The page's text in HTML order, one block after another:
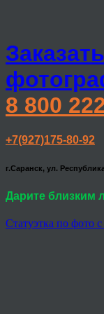
8 800
+7(927)175-80-92
г.Саранск, ул.
Дарите близким
Статуэтка по фото